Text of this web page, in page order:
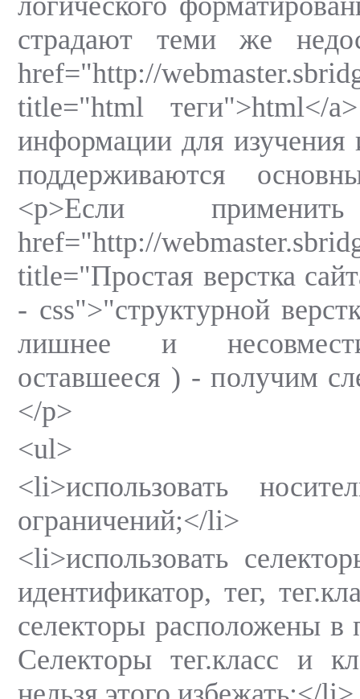
страдают теми же
href="http://
title="html
информации для изучения
поддерживаются
<p>Если
href="http://
title="Простая верстка
- css">"структурной
лишнее и
оставшееся ) - получим
</p>
<ul>
<li>использовать
ограничений;</li>
<li>использовать
идентификатор, тег,
селекторы расположены в
Селекторы тег.класс и